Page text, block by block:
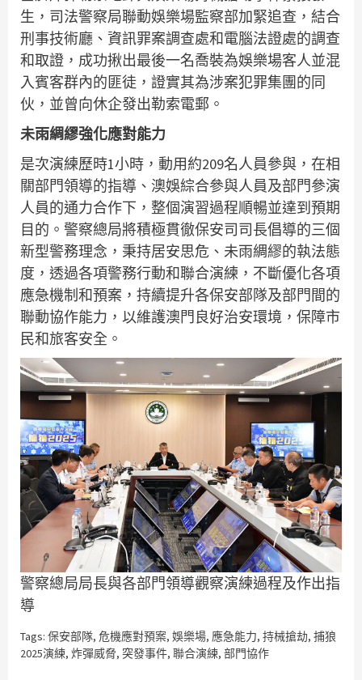
生，司法警察局聯動娛樂場監察部加緊追查，結合
刑事技術廳、資訊罪案調查處和電腦法證處的調查
和取證，成功揪出最後一名喬裝為娛樂場客人並混
入賓客群內的匪徒，證實其為涉案犯罪集團的同
伙，並曾向休企發出勒索電郵。
未雨綢繆強化應對能力
是次演練歷時1小時，動用約209名人員參與，在相
關部門領導的指導、澳娛綜合參與人員及部門參演
人員的通力合作下，整個演習過程順暢並達到預期
目的。警察總局將積極貫徹保安司司長倡導的三個
新型警務理念，秉持居安思危、未雨綢繆的執法態
度，透過各項警務行動和聯合演練，不斷優化各項
應急機制和預案，持續提升各保安部隊及部門間的
聯動協作能力，以維護澳門良好治安環境，保障市
民和旅客安全。
警察總局局長與各部門領導觀察演練過程及作出指
導
Tags: 保安部隊, 危機應對預案, 娛樂場, 應急能力, 持械搶劫, 捕狼
2025演練, 炸彈威脅, 突發事件, 聯合演練, 部門協作